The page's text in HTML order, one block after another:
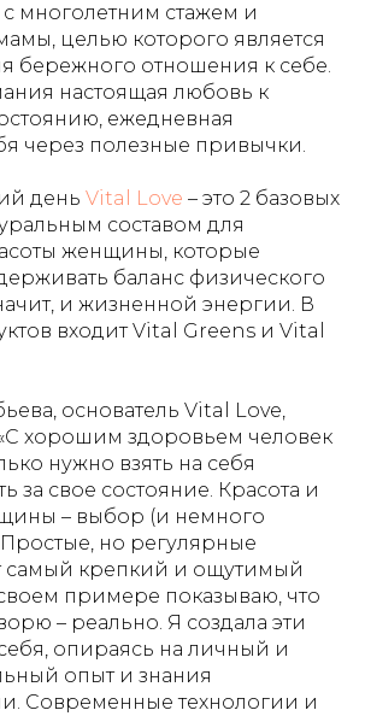
многолетним стажем и
целью которого является
бережного отношения к себе.
настоящая любовь к
ежедневная
через полезные привычки.
день Vital Love – это 2 базовых
составом для
женщины, которые
баланс физического
и жизненной энергии. В
входит Vital Greens и Vital
основатель Vital Love,
хорошим здоровьем человек
нужно взять на себя
за свое состояние. Красота и
– выбор (и немного
но регулярные
самый крепкий и ощутимый
своем примере показываю, что
– реально. Я создала эти
опираясь на личный и
опыт и знания
Современные технологии и